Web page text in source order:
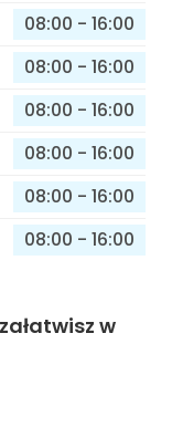
08:00 - 16:00
08:00 - 16:00
08:00 - 16:00
08:00 - 16:00
08:00 - 16:00
08:00 - 16:00
w